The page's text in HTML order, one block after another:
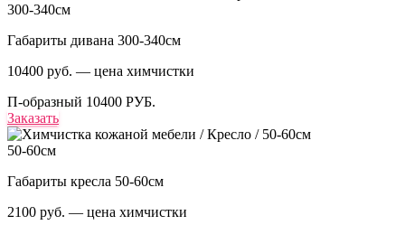
300-340см
Габариты дивана 300-340см
10400 руб. — цена химчистки
П-образный 10400 РУБ.
Заказать
50-60см
Габариты кресла 50-60см
2100 руб. — цена химчистки